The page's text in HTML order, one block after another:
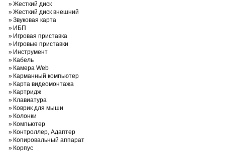
»Жесткий диск
»Жесткий диск внешний
»Звуковая карта
» ИБП
» Игровая приставка
» Игровые приставки
» Инструмент
» Кабель
» Камера Web
» Карманный компьютер
» Карта видеомонтажа
» Картридж
» Клавиатура
» Коврик для мыши
» Колонки
» Компьютер
» Контроллер, Адаптер
» Копировальный аппарат
» Корпус